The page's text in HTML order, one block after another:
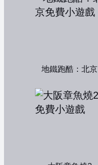
地鐵跑酷：北京